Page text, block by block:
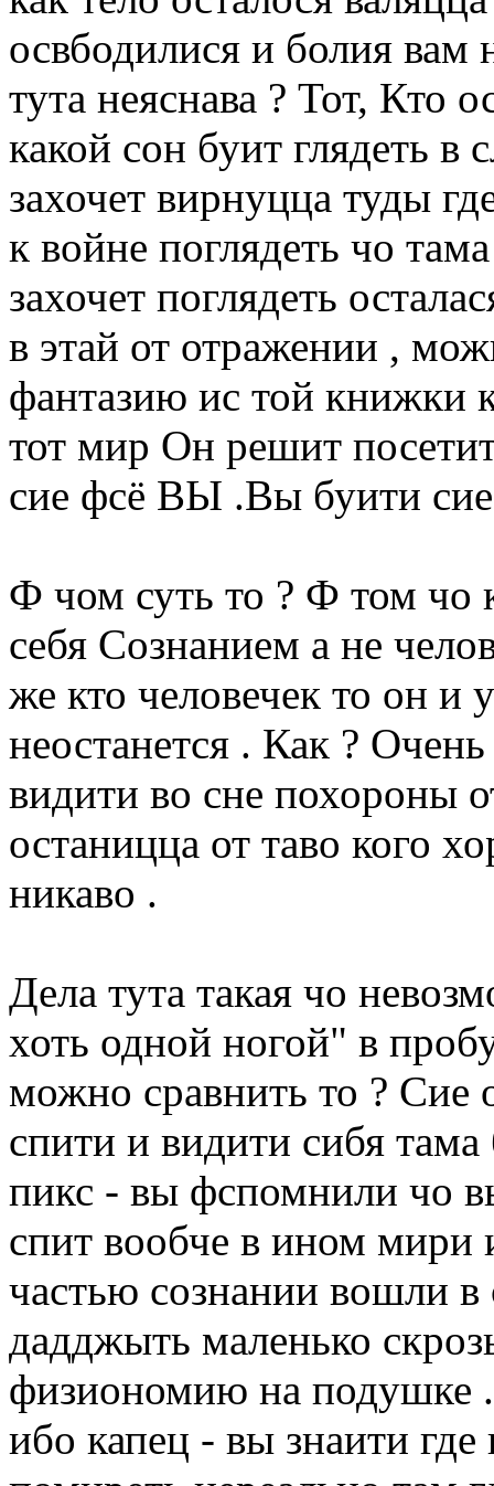
освбодилися и болия
тута неяснава ? Тот, Кто
какой сон буит глядеть
захочет вирнуцца туды
к войне поглядеть чо
захочет поглядеть
в этай от отражении ,
фантазию ис той книжки
тот мир Он решит
сие фсё ВЫ .Вы буити
Ф чом суть то ? Ф том чо
себя Сознанием а не
же кто человечек то он и
неостанется . Как ?
видити во сне похороны
останицца от таво кого
никаво .
Дела тута такая чо
хоть одной ногой" в
можно сравнить то ?
спити и видити сибя тама
пикс - вы фспомнили чо
спит вообче в ином
частью сознании вошли в
дадджыть маленько
физиономию на подушке
ибо капец - вы знаити